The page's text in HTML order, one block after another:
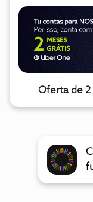
Oferta de 2